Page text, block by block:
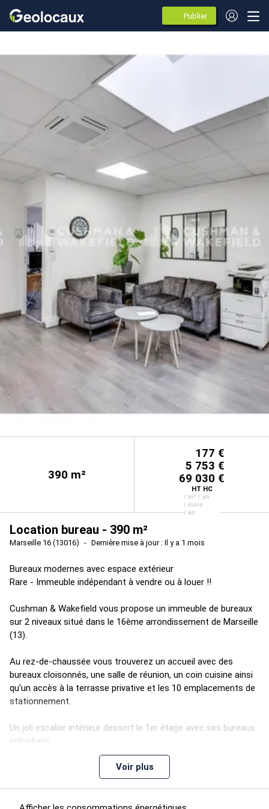
Publier
des
annonces
390 m²
177 €
5 753 €
69 030 €
HT HC
/ m² / an
/ mois
/ an
Location bureau - 390 m²
Marseille 16 (13016) Dernière mise à jour : Il y a 1 mois
Bureaux modernes avec espace extérieur
Rare - Immeuble indépendant à vendre ou à louer !!
Cushman & Wakefield vous propose un immeuble de bureaux
sur 2 niveaux situé dans le 16ème arrondissement de Marseille
(13).
Au rez-de-chaussée vous trouverez un accueil avec des
bureaux cloisonnés, une salle de réunion, un coin cuisine ainsi
qu'un accès à la terrasse privative et les 10 emplacements de
stationnement.
Un joli escalier intérieur dessert le 1er étage avec ses bureaux
individuels.
L'environnement est dynamique, avec de nombreuses
commodités à proximité telles que restaurants et commerces
Voir plus